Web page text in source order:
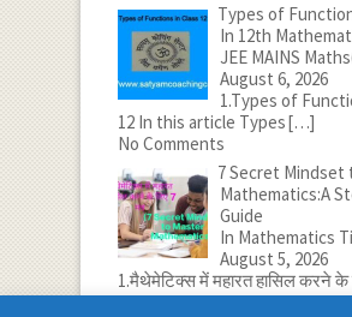
Types of
In 12th
JEE MAINS
August 6, 2026
1.Types of
12 In this article Types[…]
No Comments
7 Secret Mindset
Mathematics:A
Guide
In Mathematics
August 5, 2026
1.मैथेमेटिक्स में महारत हासिल करने के
No Comments